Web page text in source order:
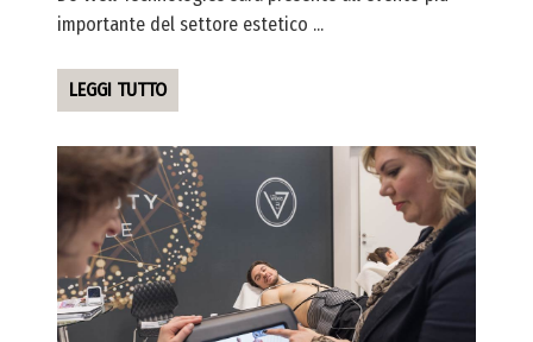
importante del settore estetico ...
LEGGI TUTTO